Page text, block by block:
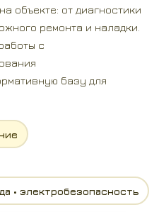
объекте: от диагностики
ремонта и наладки.
с
базу для
• электробезопасность